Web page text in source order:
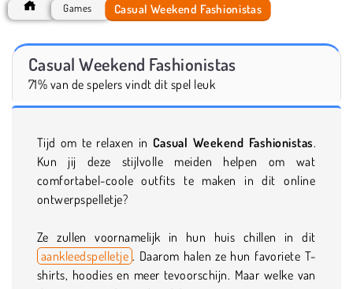
Games Casual Weekend Fashionistas
Casual Weekend Fashionistas
71% van de spelers vindt dit spel leuk
Tijd om te relaxen in Casual Weekend Fashionistas.
Kun jij deze stijlvolle meiden helpen om wat
comfortabel-coole outfits te maken in dit online
ontwerpspelletje?
Ze zullen voornamelijk in hun huis chillen in dit
aankleedspelletje . Daarom halen ze hun favoriete T-
shirts, hoodies en meer tevoorschijn. Maar welke van